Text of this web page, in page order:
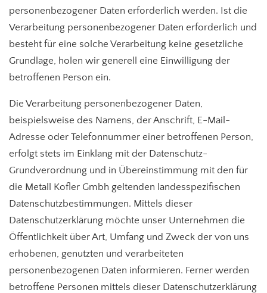
personenbezogener Daten erforderlich werden. Ist die
Verarbeitung personenbezogener Daten erforderlich und
besteht für eine solche Verarbeitung keine gesetzliche
Grundlage, holen wir generell eine Einwilligung der
betroffenen Person ein.
Die Verarbeitung personenbezogener Daten,
beispielsweise des Namens, der Anschrift, E-Mail-
Adresse oder Telefonnummer einer betroffenen Person,
erfolgt stets im Einklang mit der Datenschutz-
Grundverordnung und in Übereinstimmung mit den für
die Metall Kofler Gmbh geltenden landesspezifischen
Datenschutzbestimmungen. Mittels dieser
Datenschutzerklärung möchte unser Unternehmen die
Öffentlichkeit über Art, Umfang und Zweck der von uns
erhobenen, genutzten und verarbeiteten
personenbezogenen Daten informieren. Ferner werden
betroffene Personen mittels dieser Datenschutzerklärung